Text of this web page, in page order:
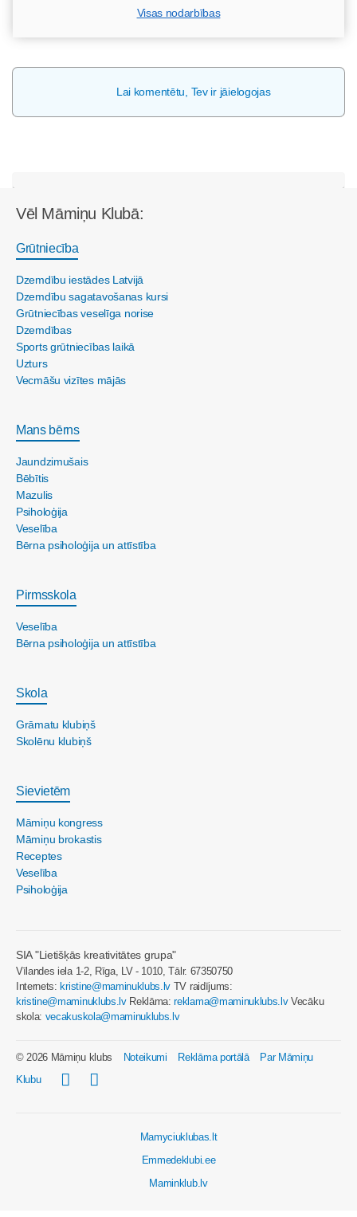
Visas nodarbības
Lai komentētu, Tev ir jāielogojas
Vēl Māmiņu Klubā:
Grūtniecība
Dzemdību iestādes Latvijā
Dzemdību sagatavošanas kursi
Grūtniecības veselīga norise
Dzemdības
Sports grūtniecības laikā
Uzturs
Vecmāšu vizītes mājās
Mans bērns
Jaundzimušais
Bēbītis
Mazulis
Psiholoģija
Veselība
Bērna psiholoģija un attīstība
Pirmsskola
Veselība
Bērna psiholoģija un attīstība
Skola
Grāmatu klubiņš
Skolēnu klubiņš
Sievietēm
Māmiņu kongress
Māmiņu brokastis
Receptes
Veselība
Psiholoģija
SIA "Lietišķās kreativitātes grupa"
Vīlandes iela 1-2, Rīga, LV - 1010, Tālr. 67350750
Internets:kristine@maminuklubs.lv TV raidījums:
kristine@maminuklubs.lvReklāma:reklama@maminuklubs.lvVecāku
skola: vecakuskola@maminuklubs.lv
© 2026 Māmiņu klubs Noteikumi Reklāma portālā
Par Māmiņu
Klubu
Mamyciuklubas.lt
Emmedeklubi.ee
Maminklub.lv